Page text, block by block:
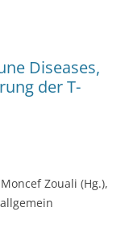
Diseases,
der T-
Zouali (Hg.),